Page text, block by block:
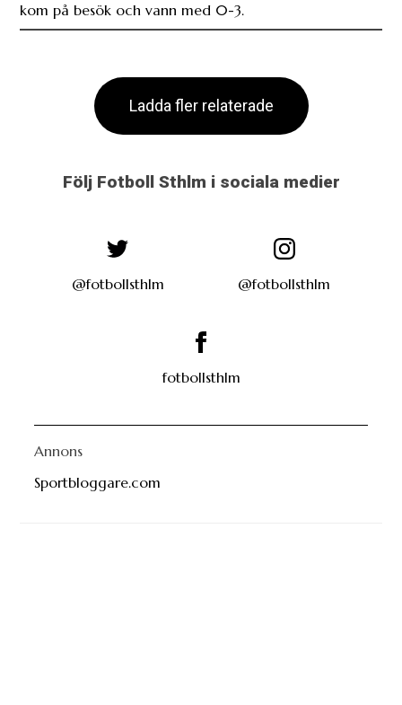
kom på besök och vann med 0-3.
Ladda fler relaterade
Följ Fotboll Sthlm i sociala medier
@fotbollsthlm @fotbollsthlm
fotbollsthlm
Annons
Sportbloggare.com